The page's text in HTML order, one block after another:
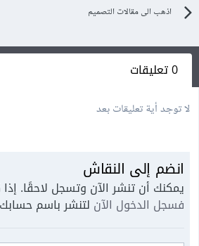
اذهب الى مقالات التصميم
0 تعليقات
لا توجد أية تعليقات بعد
انضم إلى النقاش
يمكنك أن تنشر الآن وتسجل لاحقًا.
فسجل الدخول الآن لتنشر باسم